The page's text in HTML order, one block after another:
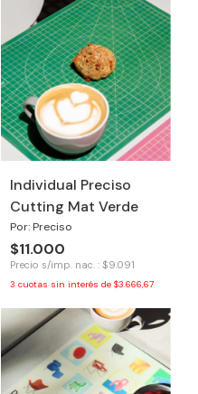
Individual Preciso
Cutting Mat Verde
Por: Preciso
$11.000
Precio s/imp. nac. : $9.091
3 cuotas sin interés de $3.666,67